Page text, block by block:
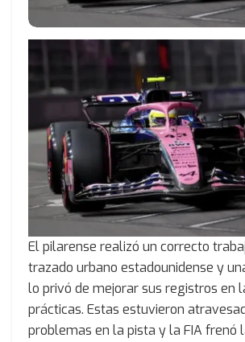
El pilarense realizó un correcto
trazado urbano estadounidense y
lo privó de mejorar sus registros en
prácticas. Estas estuvieron
problemas en la pista y la FIA frenó